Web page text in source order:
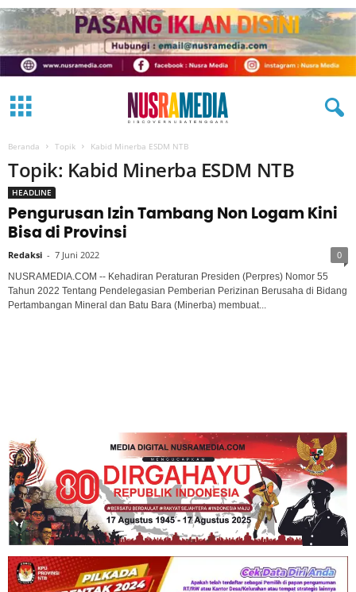
Beranda Topik Kabid Minerba ESDM NTB
Topik: Kabid Minerba ESDM NTB
HEADLINE
Pengurusan Izin Tambang Non Logam Kini
Bisa di Provinsi
Redaksi - 7 Juni 2022 0
NUSRAMEDIA.COM -- Kehadiran Peraturan Presiden (Perpres) Nomor 55
Tahun 2022 Tentang Pendelegasian Pemberian Perizinan Berusaha di Bidang
Pertambangan Mineral dan Batu Bara (Minerba) membuat...